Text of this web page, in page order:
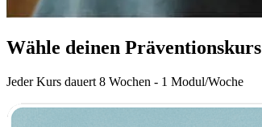
Wähle deinen Präventionskurs
Jeder Kurs dauert 8 Wochen - 1 Modul/Woche